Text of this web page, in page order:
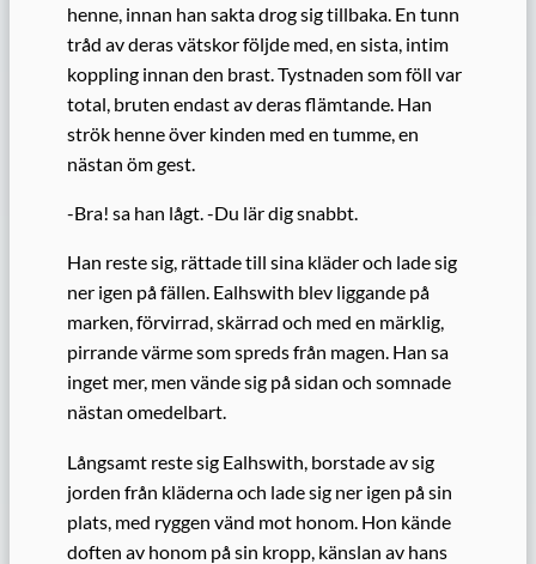
henne, innan han sakta drog sig tillbaka. En tunn
tråd av deras vätskor följde med, en sista, intim
koppling innan den brast. Tystnaden som föll var
total, bruten endast av deras flämtande. Han
strök henne över kinden med en tumme, en
nästan öm gest.
-Bra! sa han lågt. -Du lär dig snabbt.
Han reste sig, rättade till sina kläder och lade sig
ner igen på fällen. Ealhswith blev liggande på
marken, förvirrad, skärrad och med en märklig,
pirrande värme som spreds från magen. Han sa
inget mer, men vände sig på sidan och somnade
nästan omedelbart.
Långsamt reste sig Ealhswith, borstade av sig
jorden från kläderna och lade sig ner igen på sin
plats, med ryggen vänd mot honom. Hon kände
doften av honom på sin kropp, känslan av hans